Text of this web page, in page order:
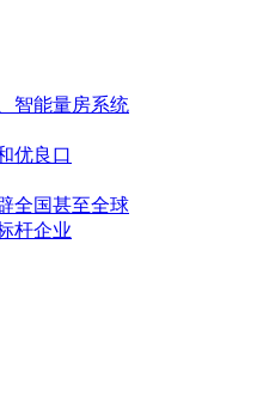
智能量房系统
优良口
全国甚至全球
杆企业